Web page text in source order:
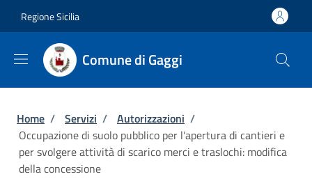
Regione Sicilia
Comune di Gaggi
Briciole di pane
Home / Servizi / Autorizzazioni /
Occupazione di suolo pubblico per l'apertura di cantieri e
per svolgere attività di scarico merci e traslochi: modifica
della concessione